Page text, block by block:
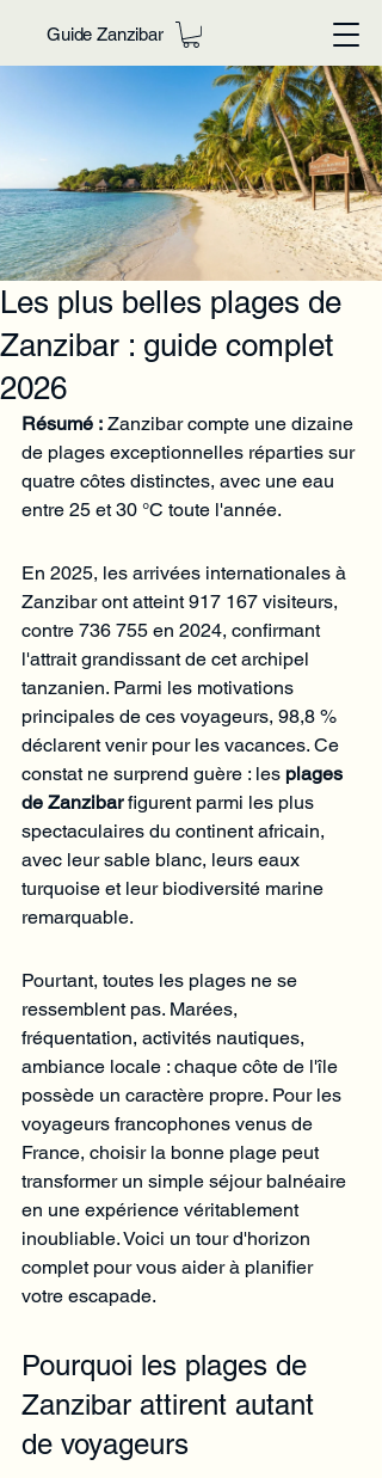
Guide Zanzibar
Les plus belles plages de
Zanzibar : guide complet
2026
Résumé : Zanzibar compte une dizaine
de plages exceptionnelles réparties sur
quatre côtes distinctes, avec une eau
entre 25 et 30 °C toute l'année.
En 2025, les arrivées internationales à
Zanzibar ont atteint 917 167 visiteurs,
contre 736 755 en 2024, confirmant
l'attrait grandissant de cet archipel
tanzanien. Parmi les motivations
principales de ces voyageurs, 98,8 %
déclarent venir pour les vacances. Ce
constat ne surprend guère : les plages
de Zanzibar figurent parmi les plus
spectaculaires du continent africain,
avec leur sable blanc, leurs eaux
turquoise et leur biodiversité marine
remarquable.
Pourtant, toutes les plages ne se
ressemblent pas. Marées,
fréquentation, activités nautiques,
ambiance locale : chaque côte de l'île
possède un caractère propre. Pour les
voyageurs francophones venus de
France, choisir la bonne plage peut
transformer un simple séjour balnéaire
en une expérience véritablement
inoubliable. Voici un tour d'horizon
complet pour vous aider à planifier
votre escapade.
Pourquoi les plages de
Zanzibar attirent autant
de voyageurs